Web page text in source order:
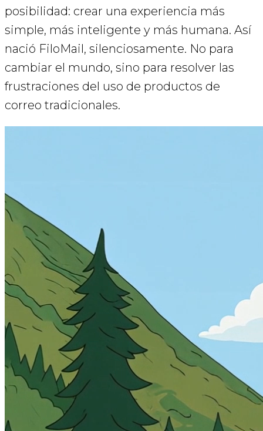
posibilidad: crear una experiencia más
simple, más inteligente y más humana. Así
nació FiloMail, silenciosamente. No para
cambiar el mundo, sino para resolver las
frustraciones del uso de productos de
correo tradicionales.